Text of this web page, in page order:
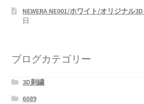
NEWERA NE001/ホワイト/オリジナル
日
ブログカテゴリー
3D刺繍
6089